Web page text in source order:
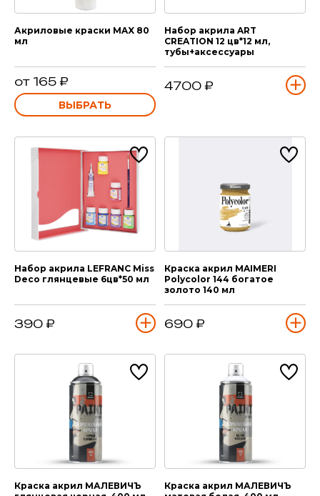
Акриловые краски MAX 80
мл
от 165 ₽
ВЫБРАТЬ
Набор акрила ART
CREATION 12 цв*12 мл,
тубы+аксессуары
4700 ₽
Набор акрила LEFRANC Miss
Deco глянцевые 6цв*50 мл
390 ₽
Краска акрил MAIMERI
Polycolor 144 богатое
золото 140 мл
690 ₽
Краска акрил МАЛЕВИЧЪ
Краска акрил МАЛЕВИЧЪ